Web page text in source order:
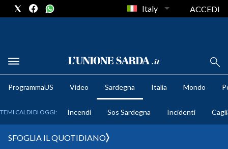
METEO
Italy ACCEDI
ProgrammaUS Video Sardegna Italia Mondo
TEMI CALDI DI OGGI: Incendi Sos Sardegna Incidenti
SFOGLIA IL QUOTIDIANO